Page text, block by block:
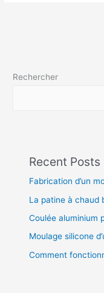
Rechercher
Recent Posts
Fabrication d’un
La patine à chaud
Coulée aluminium
Moulage silicone
Comment